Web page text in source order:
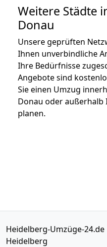
Weitere Städte
Donau
Unsere geprüften
Ihnen unverbindliche
Ihre Bedürfnisse
Angebote sind
Sie einen Umzug
Donau oder
planen.
Heidelberg-Umzüge-24.de
Heidelberg